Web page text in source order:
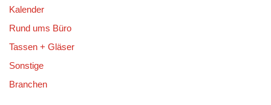
Kalender
Rund ums Büro
Tassen + Gläser
Sonstige
Branchen